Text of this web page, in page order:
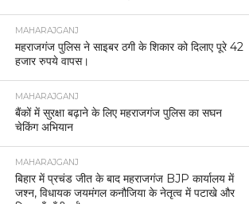
MAHARAJGANJ
महराजगंज पुलिस ने साइबर ठगी के शिकार को दिलाए पूरे 42
हजार रुपये वापस।
MAHARAJGANJ
बैंकों में सुरक्षा बढ़ाने के लिए महराजगंज पुलिस का सघन
चेकिंग अभियान
MAHARAJGANJ
बिहार में प्रचंड जीत के बाद महराजगंज BJP कार्यालय में
जश्न, विधायक जयमंगल कनौजिया के नेतृत्व में पटाखे और